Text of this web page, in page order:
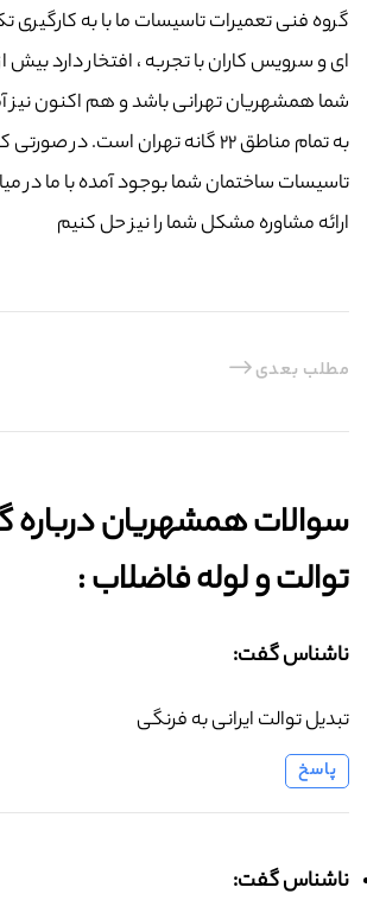
گروه فنی تعمیرات تاسیسات ما با به‌
شما همشهریان تهرانی باشد و هم اکنون نیز
به تمام مناطق ۲۲ گانه تهران است. در
تاسیسات ساختمان شما بوجود آمده با ما در
ارائه مشاوره مشکل شما را نیز حل کنیم
مطلب بعدی
سوالات همشهریان درباره
توالت و لوله فاضلاب :‌
ناشناس گفت:
تبدیل توالت ایرانی به فرنگی
پاسخ
ناشناس گفت: